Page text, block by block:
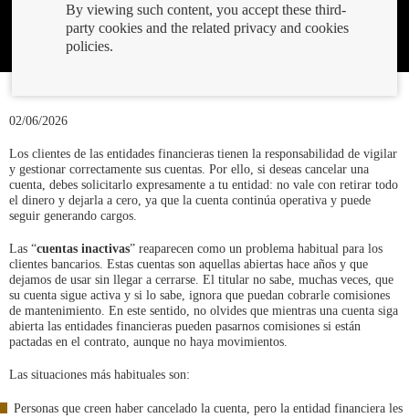
02/06/2026
Los clientes de las entidades financieras tienen la responsabilidad de vigilar
y gestionar correctamente sus cuentas. Por ello, si deseas cancelar una
cuenta, debes solicitarlo expresamente a tu entidad: no vale con retirar todo
el dinero y dejarla a cero, ya que la cuenta continúa operativa y puede
seguir generando cargos.
Las “cuentas inactivas” reaparecen como un problema habitual para los
clientes bancarios. Estas cuentas son aquellas abiertas hace años y que
dejamos de usar sin llegar a cerrarse. El titular no sabe, muchas veces, que
su cuenta sigue activa y si lo sabe, ignora que puedan cobrarle comisiones
de mantenimiento. En este sentido, no olvides que mientras una cuenta siga
abierta las entidades financieras pueden pasarnos comisiones si están
pactadas en el contrato, aunque no haya movimientos.
Las situaciones más habituales son:
Personas que creen haber cancelado la cuenta, pero la entidad financiera les
By viewing such content, you accept these third-
party cookies and the related privacy and cookies
policies.